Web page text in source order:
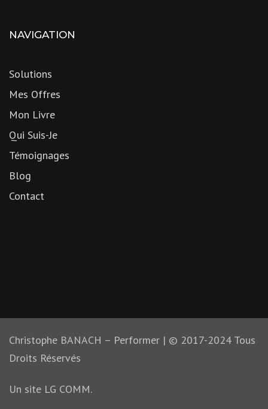
NAVIGATION
Solutions
Mes Offres
Mon Livre
Qui Suis-Je
Témoignages
Blog
Contact
Christophe BANACH – Performer | © 2017-2024 Tous
Droits Réservés
Un site LG COMM.